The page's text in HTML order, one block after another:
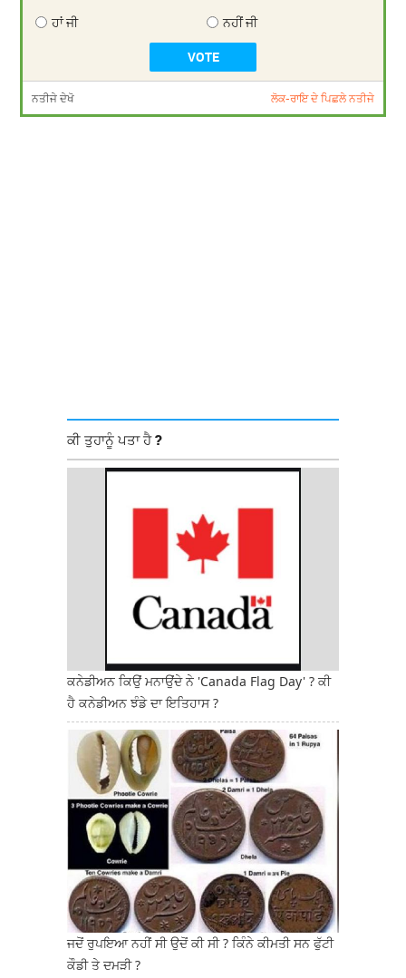
ਹਾਂ ਜੀ ਨਹੀਂ ਜੀ
ਨਤੀਜੇ ਦੇਖੋ ਲੋਕ-ਰਾਇ ਦੇ ਪਿਛਲੇ ਨਤੀਜੇ
ਕੀ ਤੁਹਾਨੂੰ ਪਤਾ ਹੈ ?
ਕਨੇਡੀਅਨ ਕਿਉਂ ਮਨਾਉਂਦੇ ਨੇ 'Canada Flag Day' ? ਕੀ
ਹੈ ਕਨੇਡੀਅਨ ਝੰਡੇ ਦਾ ਇਤਿਹਾਸ ?
ਜਦੋਂ ਰੁਪਇਆ ਨਹੀਂ ਸੀ ਉਦੋਂ ਕੀ ਸੀ ? ਕਿੰਨੇ ਕੀਮਤੀ ਸਨ ਫੁੱਟੀ
ਕੌਡੀ ਤੇ ਦਮੜੀ ?